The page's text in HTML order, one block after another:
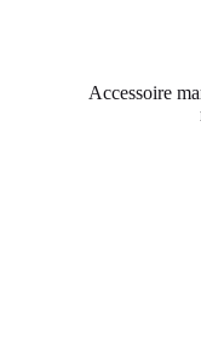
Accessoire